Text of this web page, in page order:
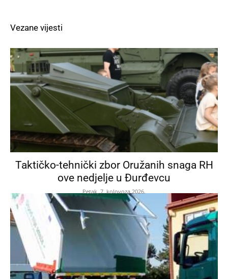
Vezane vijesti
Taktičko-tehnički zbor Oružanih snaga RH
ove nedjelje u Đurđevcu
Petak, 7. kolovoza 2026.